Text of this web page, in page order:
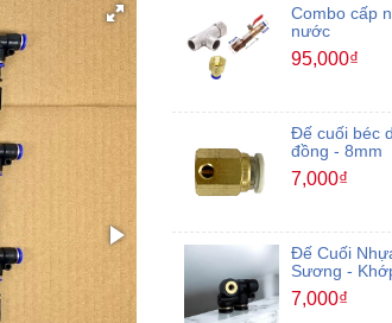
Combo cấp
nước
95,000₫
Đế cuối béc
đồng - 8mm
7,000₫
Đế Cuối
Sương -
7,000₫